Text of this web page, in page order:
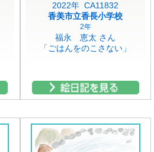
2022年 CA11832
香美市立香長小学校
2年
福永 恵太 さん
「ごはんをのこさない」